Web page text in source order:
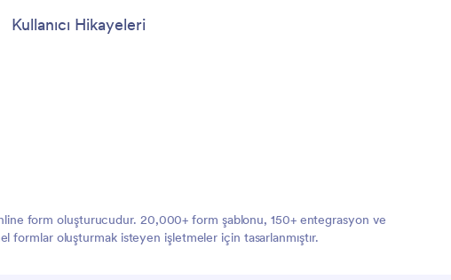
Kullanıcı Hikayeleri
form oluşturucudur. 20,000+ form şablonu, 150+ entegrasyon ve
formlar oluşturmak isteyen işletmeler için tasarlanmıştır.